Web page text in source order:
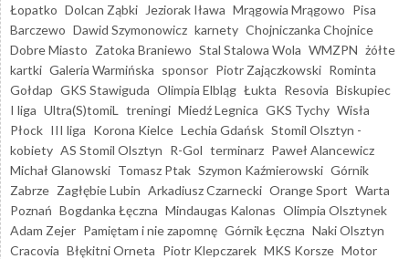
Łopatko Dolcan Ząbki Jeziorak Iława Mrągowia Mrągowo Pisa
Barczewo Dawid Szymonowicz karnety Chojniczanka Chojnice
Dobre Miasto Zatoka Braniewo Stal Stalowa Wola WMZPN żółte
kartki Galeria Warmińska sponsor Piotr Zajączkowski Rominta
Gołdap GKS Stawiguda Olimpia Elbląg Łukta Resovia Biskupiec
I liga Ultra(S)tomiL treningi Miedź Legnica GKS Tychy Wisła
Płock III liga Korona Kielce Lechia Gdańsk Stomil Olsztyn -
kobiety AS Stomil Olsztyn R-Gol terminarz Paweł Alancewicz
Michał Glanowski Tomasz Ptak Szymon Kaźmierowski Górnik
Zabrze Zagłębie Lubin Arkadiusz Czarnecki Orange Sport Warta
Poznań Bogdanka Łęczna Mindaugas Kalonas Olimpia Olsztynek
Adam Zejer Pamiętam i nie zapomnę Górnik Łęczna Naki Olsztyn
Cracovia Błękitni Orneta Piotr Klepczarek MKS Korsze Motor